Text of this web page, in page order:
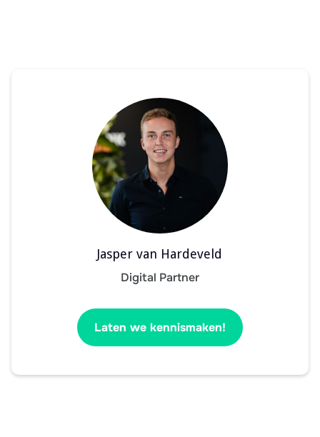
Jasper van Hardeveld
Digital Partner
Laten we kennismaken!